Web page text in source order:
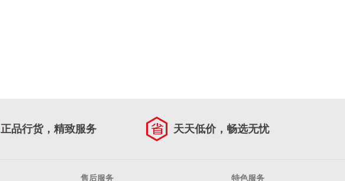
正品行货，精致服务 天天低价，畅选无忧
售后服务 特色服务